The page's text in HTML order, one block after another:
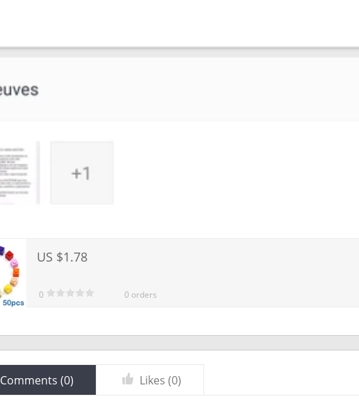
US $1.78
0 0 orders
Comments (0) Likes (0)